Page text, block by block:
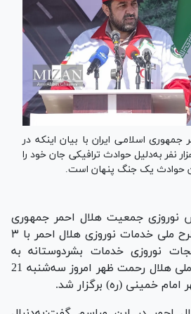
اسلامی ایران با بیان اینکه در
سال اخیر حدود ۲۵۰ هزار نفر به‌دلیل حوادث ترافیکی جان خود را
حوادث یک جنگ پنهان است.
نوروزی جمعیت هلال احمر جمهوری
اسلامی ایران در قالب طرح ملی خدمات نوروزی هلال احمر با ۳
نوروزی خدمات بشردوستانه به
مسافرین نوروزی و طرح ملی هلال رحمت ظهر امروز سه‌شنبه 21